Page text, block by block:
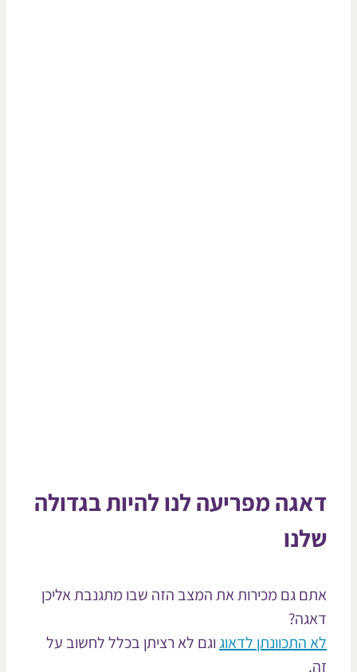
מפריעה לנו להיות בגדולה
גם מכירות את המצב הזה שבו מתגנבת אליכן
התכוונתן לדאוגוגם לא רציתן בכלל לחשוב על